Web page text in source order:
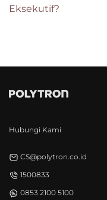
Eksekutif?
Hubungi Kami
CS@polytron.co.id
1500833
0853 2100 5100